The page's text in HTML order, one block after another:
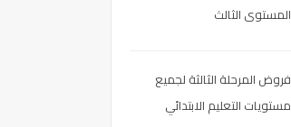
المستوى الثالث
فروض المرحلة الثالثة لجميع
مستويات التعليم الابتدائي